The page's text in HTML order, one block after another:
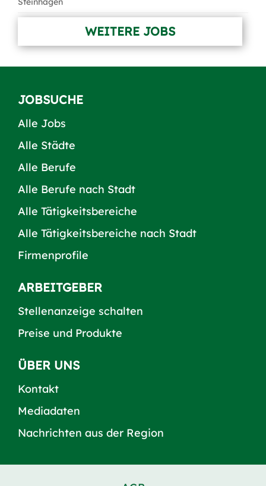
WEITERE JOBS
JOBSUCHE
Alle Jobs
Alle Städte
Alle Berufe
Alle Berufe nach Stadt
Alle Tätigkeitsbereiche
Alle Tätigkeitsbereiche nach Stadt
Firmenprofile
ARBEITGEBER
Stellenanzeige schalten
Preise und Produkte
ÜBER UNS
Kontakt
Mediadaten
Nachrichten aus der Region